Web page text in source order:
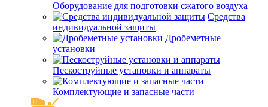
Оборудование для подготовки сжатого воздуха
Средства
индивидуальной защиты
Дробеметные
установки
Пескоструйные установки и аппараты
Комплектующие и запасные части